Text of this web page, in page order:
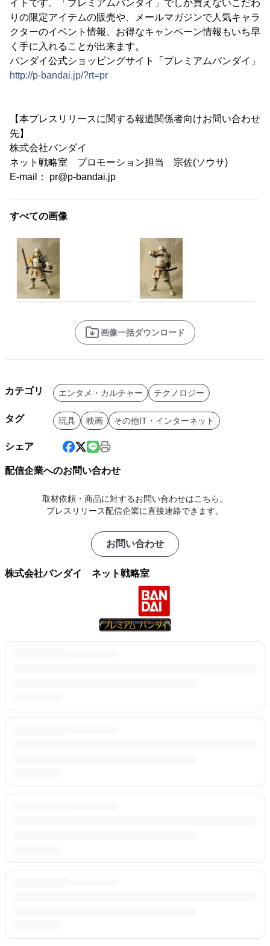
イトです。「プレミアムバンダイ」でしか買えないこだわ
りの限定アイテムの販売や、メールマガジンで人気キャラ
クターのイベント情報、お得なキャンペーン情報もいち早
く手に入れることが出来ます。
バンダイ公式ショッピングサイト「プレミアムバンダイ」
http://p-bandai.jp/?rt=pr
【本プレスリリースに関する報道関係者向けお問い合わせ
先】
株式会社バンダイ
ネット戦略室 プロモーション担当 宗佐(ソウサ)
E-mail： pr@p-bandai.jp
すべての画像
画像一括ダウンロード
カテゴリ エンタメ・カルチャー テクノロジー
タグ 玩具 映画 その他IT・インターネット
シェア
配信企業へのお問い合わせ
取材依頼・商品に対するお問い合わせはこちら。
プレスリリース配信企業に直接連絡できます。
お問い合わせ
株式会社バンダイ ネット戦略室